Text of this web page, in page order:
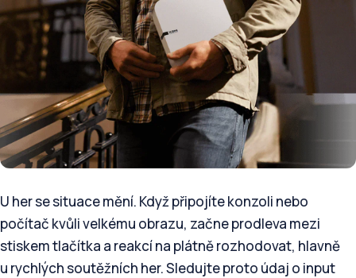
U her se situace mění. Když připojíte konzoli nebo
počítač kvůli velkému obrazu, začne prodleva mezi
stiskem tlačítka a reakcí na plátně rozhodovat, hlavně
u rychlých soutěžních her. Sledujte proto údaj o input